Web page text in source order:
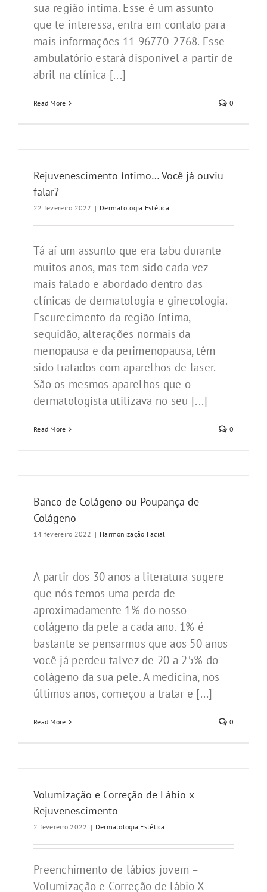
sua região íntima. Esse é um assunto
que te interessa, entra em contato para
mais informações 11 96770-2768. Esse
ambulatório estará disponível a partir de
abril na clínica [...]
Read More 0
Rejuvenescimento íntimo… Você já ouviu
falar?
22 fevereiro 2022 | Dermatologia Estética
Tá aí um assunto que era tabu durante
muitos anos, mas tem sido cada vez
mais falado e abordado dentro das
clínicas de dermatologia e ginecologia.
Escurecimento da região íntima,
sequidão, alterações normais da
menopausa e da perimenopausa, têm
sido tratados com aparelhos de laser.
São os mesmos aparelhos que o
dermatologista utilizava no seu [...]
Read More 0
Banco de Colágeno ou Poupança de
Colágeno
14 fevereiro 2022 | Harmonização Facial
A partir dos 30 anos a literatura sugere
que nós temos uma perda de
aproximadamente 1% do nosso
colágeno da pele a cada ano. 1% é
bastante se pensarmos que aos 50 anos
você já perdeu talvez de 20 a 25% do
colágeno da sua pele. A medicina, nos
últimos anos, começou a tratar e [...]
Read More 0
Volumização e Correção de Lábio x
Rejuvenescimento
2 fevereiro 2022 | Dermatologia Estética
Preenchimento de lábios jovem –
Volumização e Correção de lábio X